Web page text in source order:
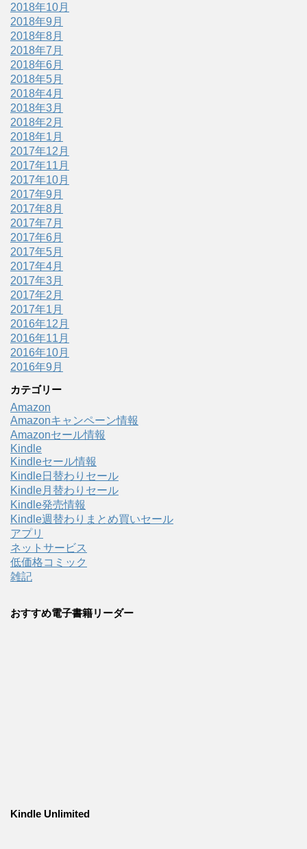
2018年10月
2018年9月
2018年8月
2018年7月
2018年6月
2018年5月
2018年4月
2018年3月
2018年2月
2018年1月
2017年12月
2017年11月
2017年10月
2017年9月
2017年8月
2017年7月
2017年6月
2017年5月
2017年4月
2017年3月
2017年2月
2017年1月
2016年12月
2016年11月
2016年10月
2016年9月
カテゴリー
Amazon
Amazonキャンペーン情報
Amazonセール情報
Kindle
Kindleセール情報
Kindle日替わりセール
Kindle月替わりセール
Kindle発売情報
Kindle週替わりまとめ買いセール
アプリ
ネットサービス
低価格コミック
雑記
おすすめ電子書籍リーダー
Kindle Unlimited